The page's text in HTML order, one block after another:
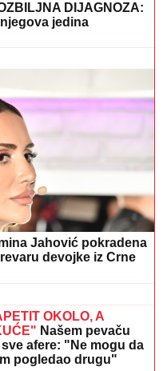
pa se obratila
skočim, slomiću
PROGOVORILA O
Ognjena Amidžića
pitanje, pa iskreno
lakše"
SAVIĆ NAKON
IZMIČE
da reaguje